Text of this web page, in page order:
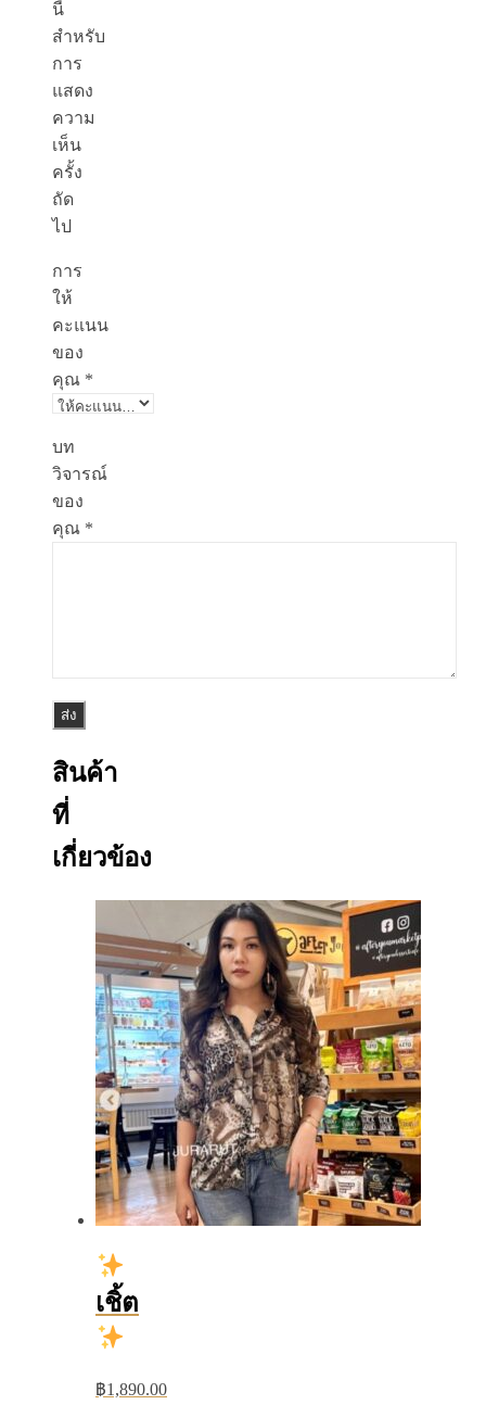
นี้
สำหรับ
การ
แสดง
ความ
เห็น
ครั้ง
ถัด
ไป
การ
ให้
คะแนน
ของ
คุณ *
บท
วิจารณ์
ของ
คุณ *
สินค้า
ที่
เกี่ยวข้อง
เชิ้ต
฿1,890.00